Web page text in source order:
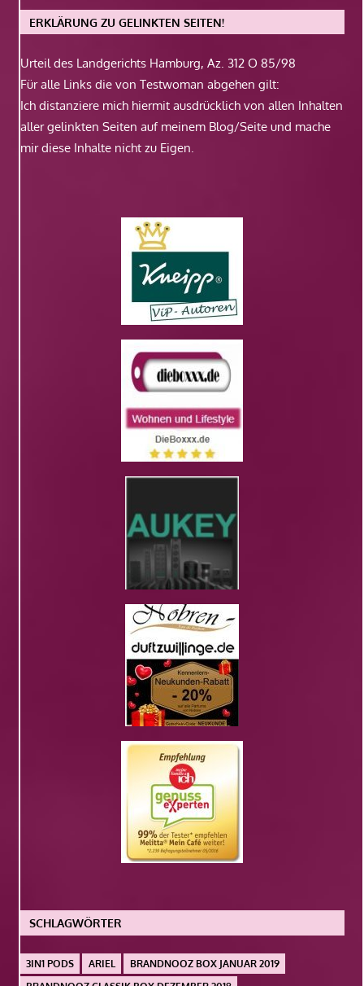
ERKLÄRUNG ZU GELINKTEN SEITEN!
Urteil des Landgerichts Hamburg, Az. 312 O 85/98
Für alle Links die von Testwoman abgehen gilt:
Ich distanziere mich hiermit ausdrücklich von allen Inhalten
aller gelinkten Seiten auf meinem Blog/Seite und mache
mir diese Inhalte nicht zu Eigen.
SCHLAGWÖRTER
3IN1 PODS ARIEL
BRANDNOOZ BOX JANUAR 2019